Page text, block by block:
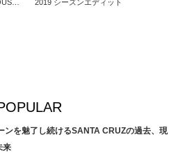
2019 シーズンエディット
ンを魅了し続けるSANTA CRUZの過去、現
来